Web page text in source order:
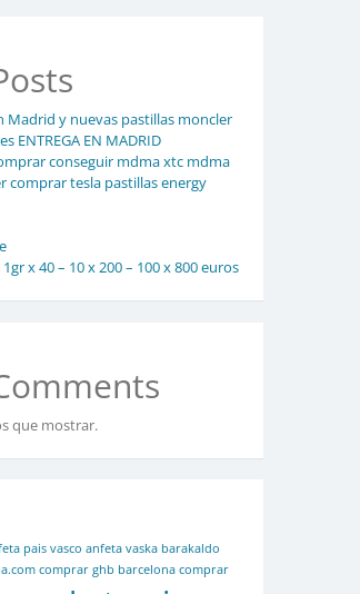
Madrid y nuevas pastillas moncler
ENTREGA EN MADRID
conseguir mdma xtc mdma
comprar tesla pastillas energy
x 40 – 10 x 200 – 100 x 800 euros
que mostrar.
pais vasco anfeta vaska barakaldo
comprar ghb barcelona comprar